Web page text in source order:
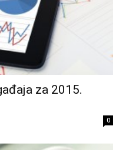
za 2015.
0